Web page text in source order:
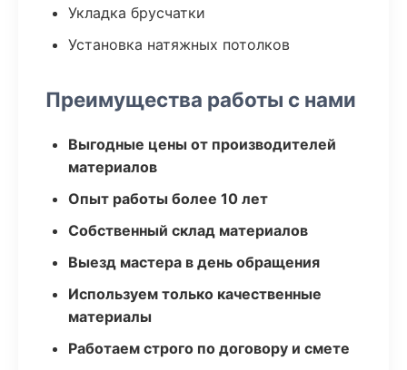
Укладка брусчатки
Установка натяжных потолков
Преимущества работы с нами
Выгодные цены от производителей
материалов
Опыт работы более 10 лет
Собственный склад материалов
Выезд мастера в день обращения
Используем только качественные
материалы
Работаем строго по договору и смете